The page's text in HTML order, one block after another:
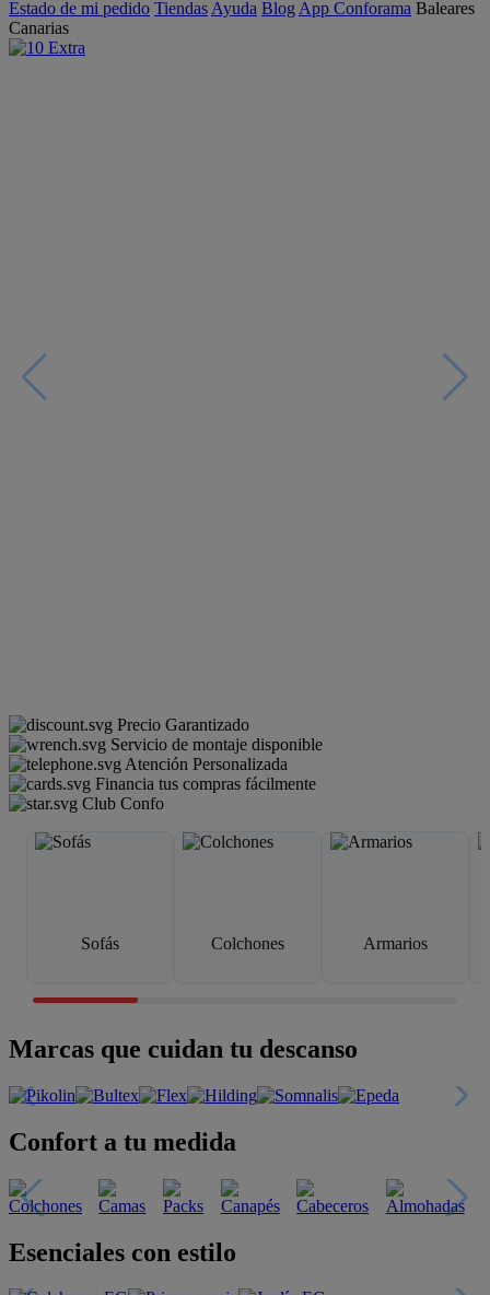
Estado de mi pedido Tiendas Ayuda Blog App Conforama Baleares
Canarias
Precio Garantizado
Servicio de montaje disponible
Atención Personalizada
Financia tus compras fácilmente
Club Confo
Sofás Colchones Armarios
Marcas que cuidan tu descanso
Confort a tu medida
Esenciales con estilo